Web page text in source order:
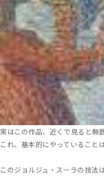
実はこの作品、近くで見ると無
これ、基本的にやっていること
このジョルジュ・スーラの技法